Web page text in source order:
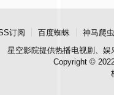
订阅 百度蜘蛛 神马爬虫
星空影院提供热播电视剧、娱
Copyright ©